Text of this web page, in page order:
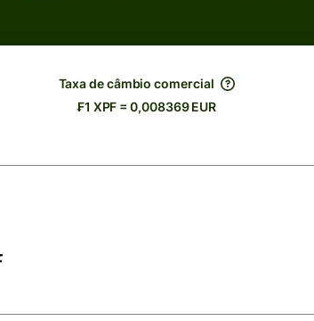
Taxa de câmbio comercial
₣1 XPF = 0,008369 EUR